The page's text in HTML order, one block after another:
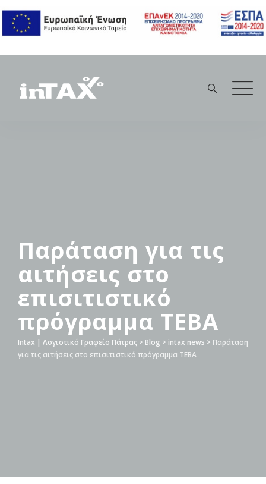
content
Παράταση για τις
αιτήσεις στο
επισιτιστικό
πρόγραμμα ΤΕΒΑ
Intax | Λογιστικό Γραφείο Πάτρας > Blog > intax news > Παράταση
για τις αιτήσεις στο επισιτιστικό πρόγραμμα ΤΕΒΑ